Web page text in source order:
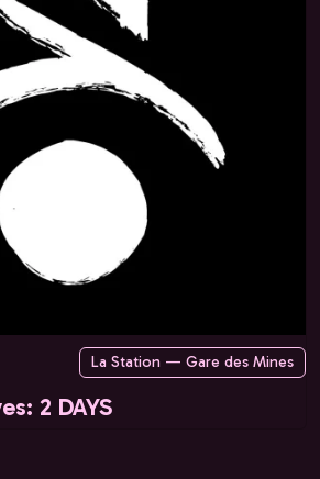
La Station — Gare des Mines
2 DAYS